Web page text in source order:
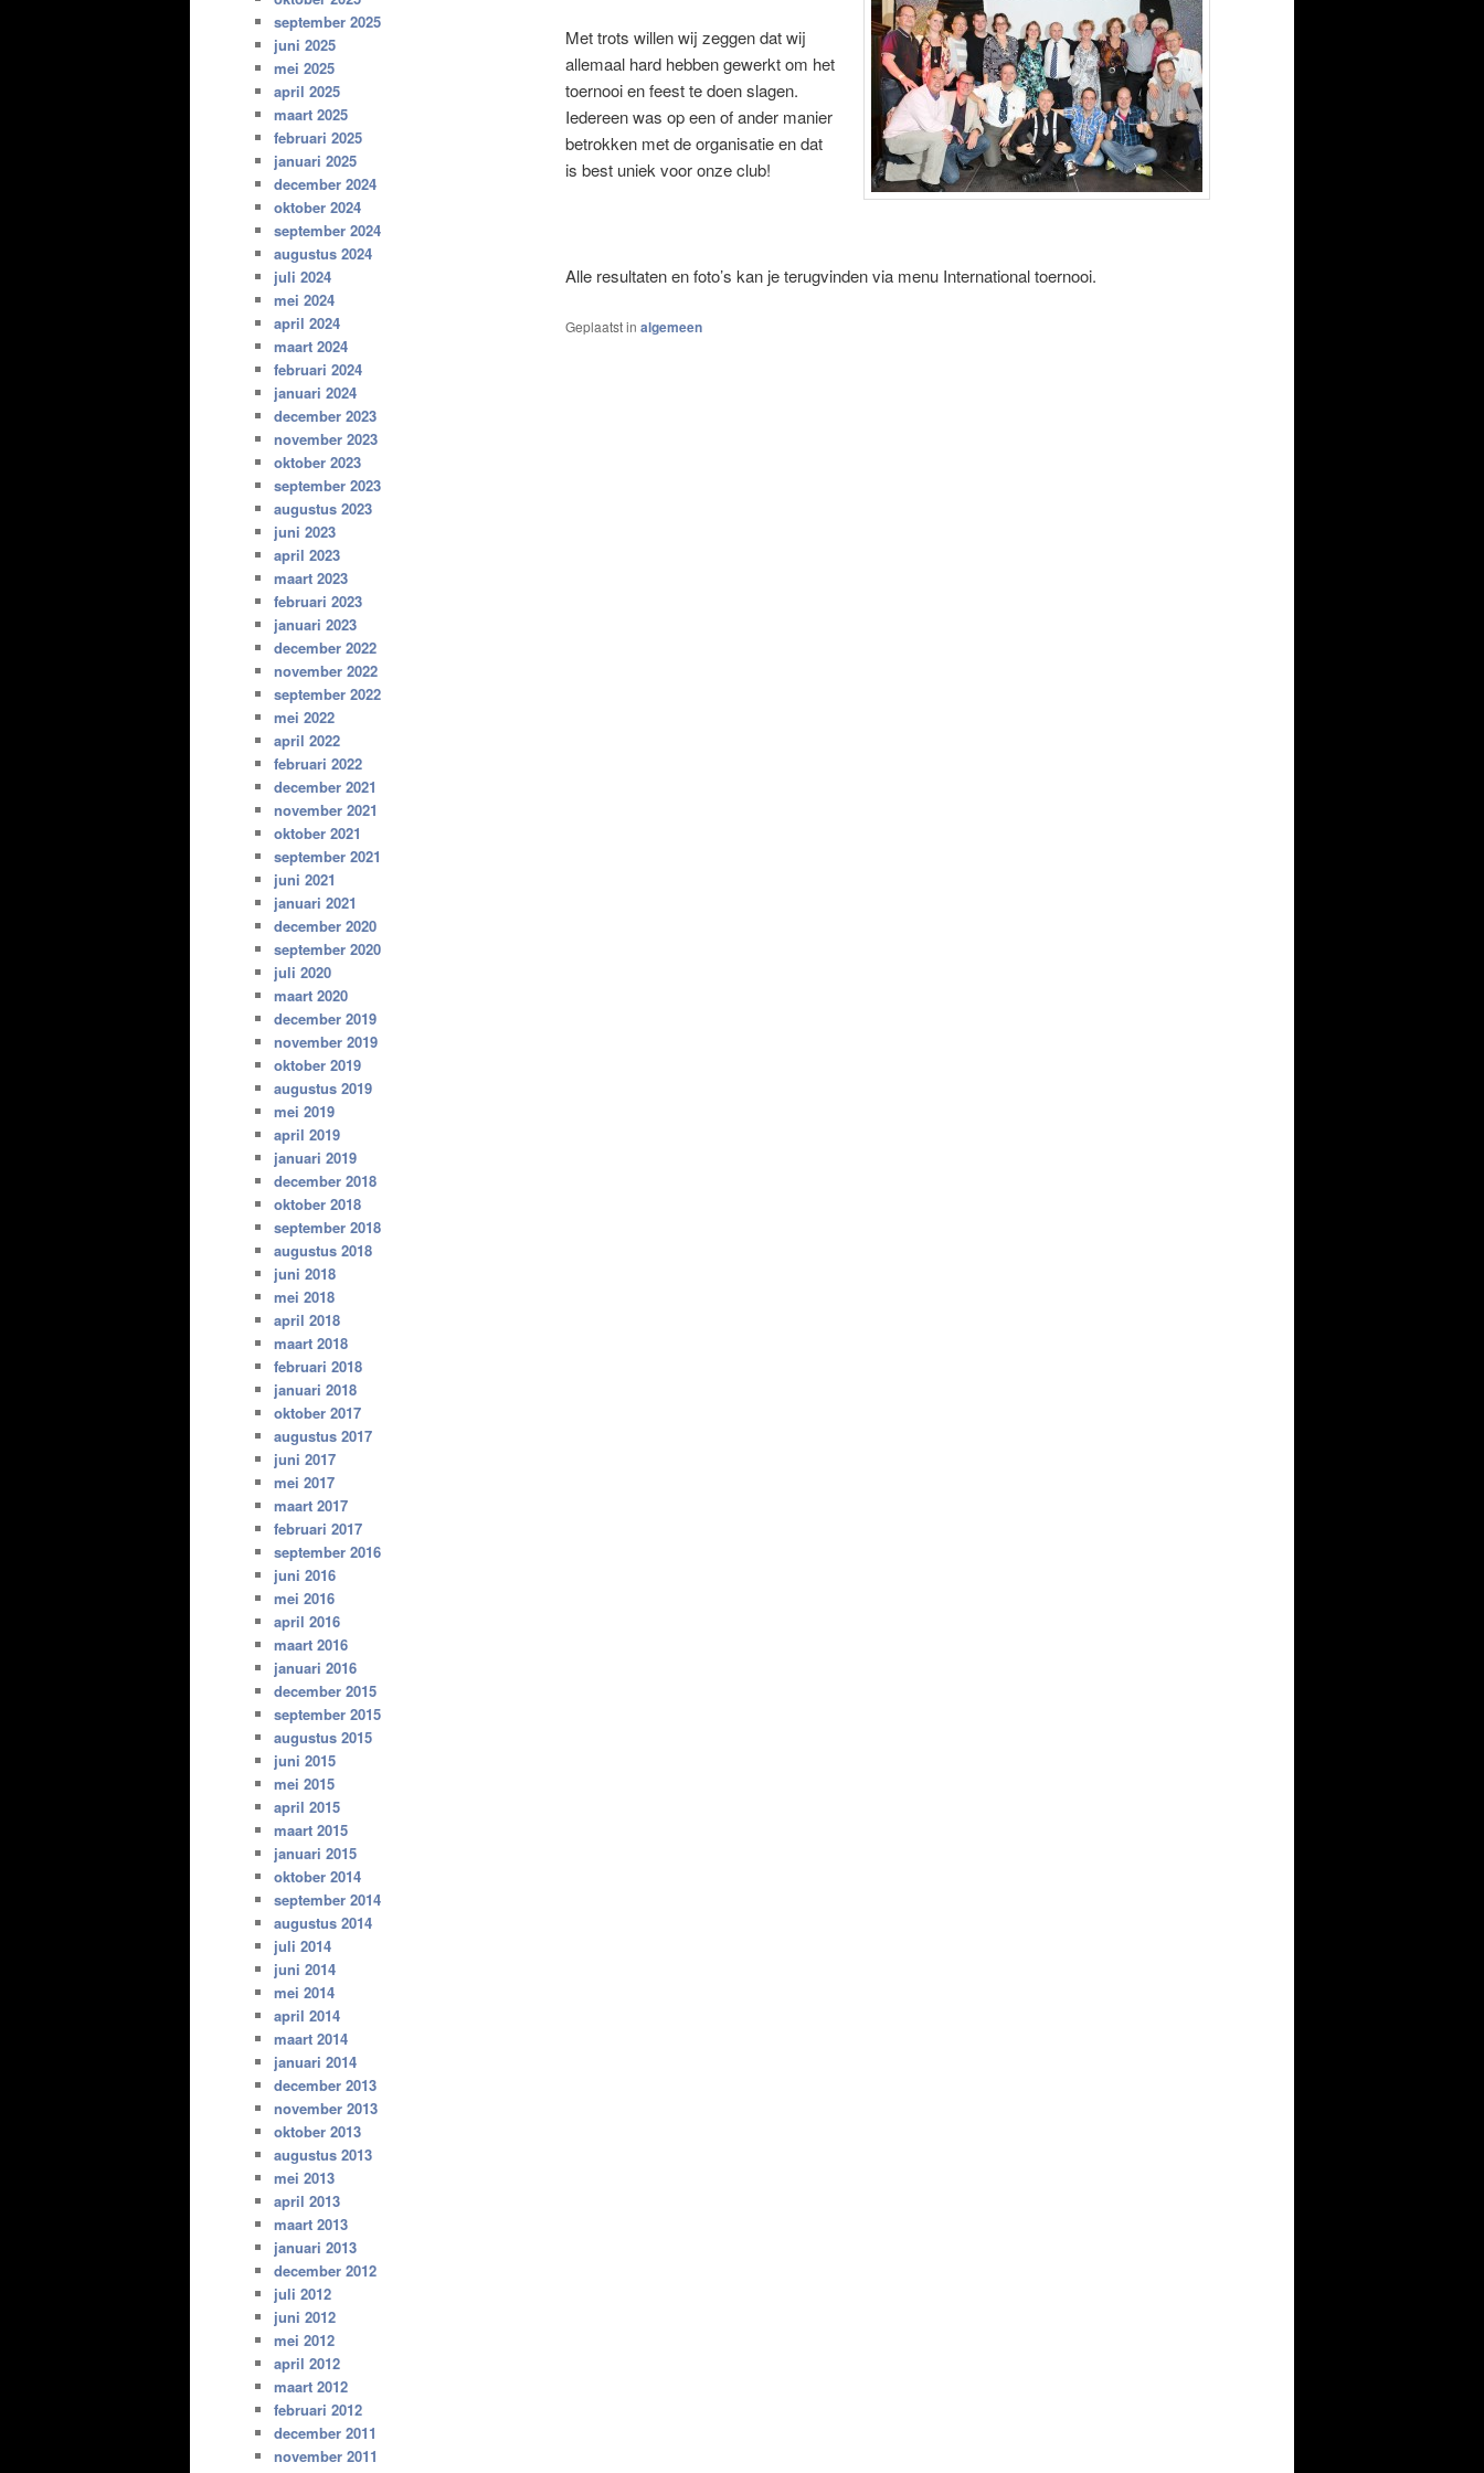
Met trots willen wij zeggen dat wij
allemaal hard hebben gewerkt om het
toernooi en feest te doen slagen.
Iedereen was op een of ander manier
betrokken met de organisatie en dat
is best uniek voor onze club!
Alle resultaten en foto’s kan je terugvinden via menu International toernooi.
Geplaatst in algemeen
september 2025
juni 2025
mei 2025
april 2025
maart 2025
februari 2025
januari 2025
december 2024
oktober 2024
september 2024
augustus 2024
juli 2024
mei 2024
april 2024
maart 2024
februari 2024
januari 2024
december 2023
november 2023
oktober 2023
september 2023
augustus 2023
juni 2023
april 2023
maart 2023
februari 2023
januari 2023
december 2022
november 2022
september 2022
mei 2022
april 2022
februari 2022
december 2021
november 2021
oktober 2021
september 2021
juni 2021
januari 2021
december 2020
september 2020
juli 2020
maart 2020
december 2019
november 2019
oktober 2019
augustus 2019
mei 2019
april 2019
januari 2019
december 2018
oktober 2018
september 2018
augustus 2018
juni 2018
mei 2018
april 2018
maart 2018
februari 2018
januari 2018
oktober 2017
augustus 2017
juni 2017
mei 2017
maart 2017
februari 2017
september 2016
juni 2016
mei 2016
april 2016
maart 2016
januari 2016
december 2015
september 2015
augustus 2015
juni 2015
mei 2015
april 2015
maart 2015
januari 2015
oktober 2014
september 2014
augustus 2014
juli 2014
juni 2014
mei 2014
april 2014
maart 2014
januari 2014
december 2013
november 2013
oktober 2013
augustus 2013
mei 2013
april 2013
maart 2013
januari 2013
december 2012
juli 2012
juni 2012
mei 2012
april 2012
maart 2012
februari 2012
december 2011
november 2011